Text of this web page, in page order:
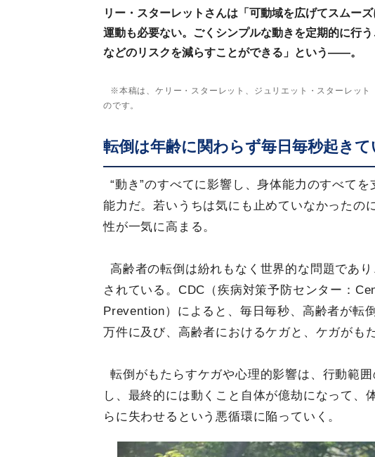
リー・スターレットさんは「可動域を広げてスムー
運動も必要ない。ごくシンプルな動きを定期的に行
などのリスクを減らすことができる」という――。
※本稿は、ケリー・スターレット、ジュリエット・スターレット
のです。
転倒は年齢に関わらず毎日毎秒起きて
“動き”のすべてに影響し、身体能力のすべて
能力だ。若いうちは気にも止めていなかったの
性が一気に高まる。
高齢者の転倒は紛れもなく世界的な問題であ
されている。CDC（疾病対策予防センター：
Prevention）によると、毎日毎秒、高齢者が
万件に及び、高齢者におけるケガと、ケガがも
転倒がもたらすケガや心理的影響は、行動範
し、最終的には動くこと自体が億劫になって、
らに失わせるという悪循環に陥っていく。